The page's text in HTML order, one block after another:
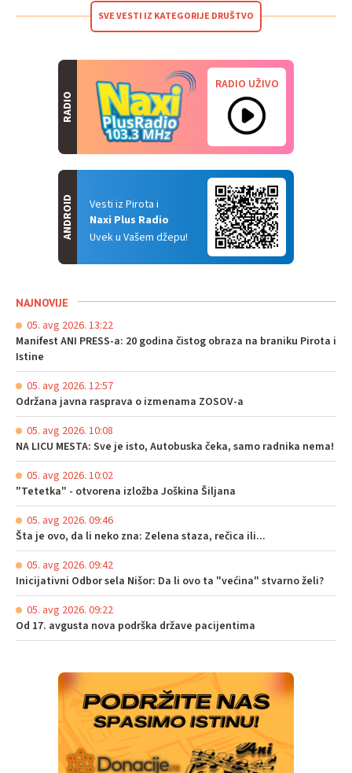
SVE VESTI IZ KATEGORIJE DRUŠTVO
RADIO
RADIO UŽIVO
Vesti iz Pirota i
Naxi Plus Radio
Uvek u Vašem džepu!
ANDROID
NAJNOVIJE
05. avg 2026. 13:22
Manifest ANI PRESS-a: 20 godina čistog obraza na braniku Pirota i
Istine
05. avg 2026. 12:57
Održana javna rasprava o izmenama ZOSOV-a
05. avg 2026. 10:08
NA LICU MESTA: Sve je isto, Autobuska čeka, samo radnika nema!
05. avg 2026. 10:02
"Tetetka" - otvorena izložba Joškina Šiljana
05. avg 2026. 09:46
Šta je ovo, da li neko zna: Zelena staza, rečica ili...
05. avg 2026. 09:42
Inicijativni Odbor sela Nišor: Da li ovo ta "većina" stvarno želi?
05. avg 2026. 09:22
Od 17. avgusta nova podrška države pacijentima